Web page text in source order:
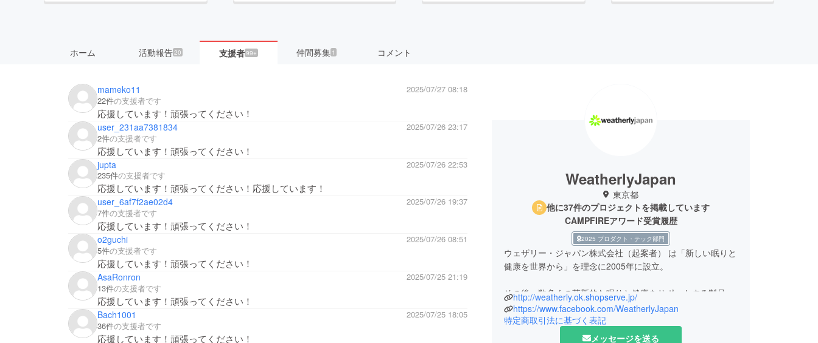
ホーム 活動報告20 支援者99+ 仲間募集 1 コメント
mameko11
2025/07/27 08:18
22件の支援者です
応援しています！頑張ってください！
user_231aa7381834
2025/07/26 23:17
2件の支援者です
応援しています！頑張ってください！
jupta
2025/07/26 22:53
235件の支援者です
応援しています！頑張ってください！応援しています！
user_6af7f2ae02d4
2025/07/26 19:37
7件の支援者です
応援しています！頑張ってください！
o2guchi
2025/07/26 08:51
5件の支援者です
応援しています！頑張ってください！
AsaRonron
2025/07/25 21:19
13件の支援者です
応援しています！頑張ってください！
Bach1001
2025/07/25 18:05
36件の支援者です
応援しています！頑張ってください！
WeatherlyJapan
東京都
他に37件のプロジェクトを掲載しています
CAMPFIREアワード受賞履歴
2025 プロダクト・テック部門
ウェザリー・ジャパン株式会社（起案者） は「新しい眠りと
健康を世界から」を理念に2005年に設立。
その後、数多くの革新的な眠りと健康をサポートする製品、
及び新しいライフスタイルをサポートする製品を世界中から
発掘、日本国内にて正規販売代理店として発売しておりま
http://weatherly.ok.shopserve.jp/
https://www.facebook.com/WeatherlyJapan
特定商取引法に基づく表記
メッセージを送る